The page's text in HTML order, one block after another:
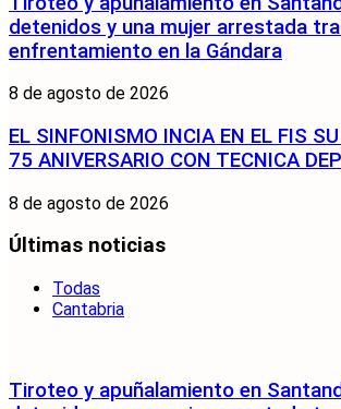
detenidos y una mujer arrestada
enfrentamiento en la Gándara
8 de agosto de 2026
EL SINFONISMO INCIA EN EL FIS
75 ANIVERSARIO CON TECNICA
8 de agosto de 2026
Últimas noticias
Todas
Cantabria
Tiroteo y apuñalamiento en